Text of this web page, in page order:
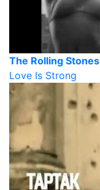
The Rolling Stones
Love Is Strong